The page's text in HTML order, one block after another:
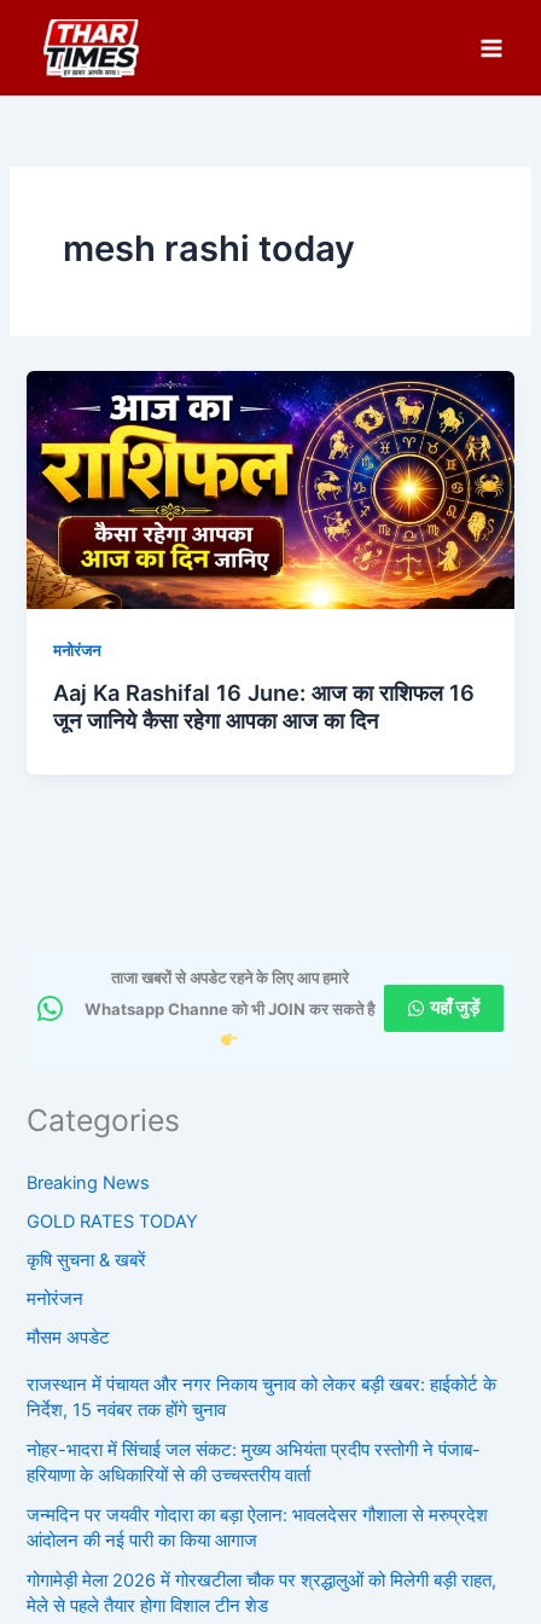
content
mesh rashi today
मनोरंजन
Aaj Ka Rashifal 16 June: आज का राशिफल 16
जून जानिये कैसा रहेगा आपका आज का दिन
ताजा खबरों से अपडेट रहने के लिए आप हमारे
Whatsapp Channe को भी JOIN कर सकते है
यहाँ जुड़ें
Categories
Breaking News
GOLD RATES TODAY
कृषि सुचना & खबरें
मनोरंजन
मौसम अपडेट
राजस्थान में पंचायत और नगर निकाय चुनाव को लेकर बड़ी खबर: हाईकोर्ट के
निर्देश, 15 नवंबर तक होंगे चुनाव
नोहर-भादरा में सिंचाई जल संकट: मुख्य अभियंता प्रदीप रस्तोगी ने पंजाब-
हरियाणा के अधिकारियों से की उच्चस्तरीय वार्ता
जन्मदिन पर जयवीर गोदारा का बड़ा ऐलान: भावलदेसर गौशाला से मरुप्रदेश
आंदोलन की नई पारी का किया आगाज
गोगामेड़ी मेला 2026 में गोरखटीला चौक पर श्रद्धालुओं को मिलेगी बड़ी राहत,
मेले से पहले तैयार होगा विशाल टीन शेड